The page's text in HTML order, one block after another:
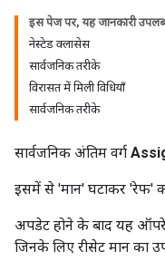
इस पेज पर, यह जानकारी
नेस्टेड क्लासेस
सार्वजनिक तरीके
विरासत में मिली विधियाँ
सार्वजनिक तरीके
सार्वजनिक अंतिम वर्ग
इसमें से 'मान' घटाकर 'रेफ'
अपडेट होने के बाद यह
जिनके लिए रीसेट मान का